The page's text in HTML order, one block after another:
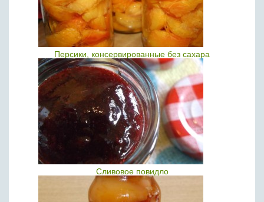
Персики, консервированные без сахара
Сливовое повидло